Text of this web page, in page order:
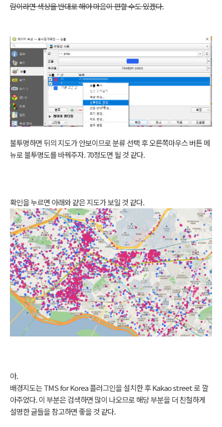
람이라면 색상을 반대로 해야 마음이 편할 수도 있겠다.
불투명하면 뒤의 지도가 안보이므로 분류 선택 후 오른쪽마우스 버튼 메
뉴로 불투명도를 바꿔주자. 70정도면 될 것 같다.
확인을 누르면 아래와 같은 지도가 보일 것 같다.
아.
배경지도는 TMS for Korea 플러그인을 설치한 후 Kakao street 로 깔
아주었다. 이 부분은 검색하면 많이 나오므로 해당 부분을 더 친철하게
설명한 글들을 참고하면 좋을 것 같다.